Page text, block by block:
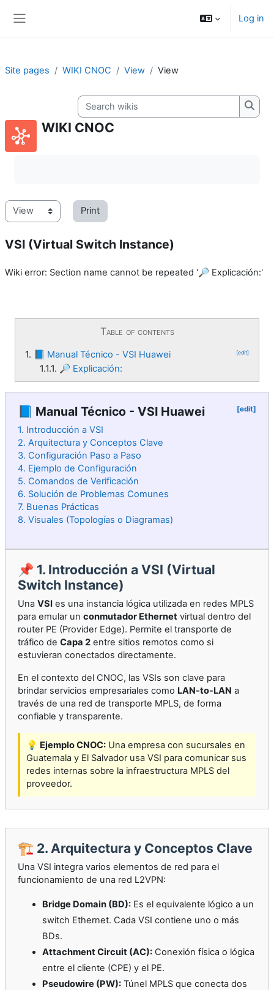
Log in
Site pages WIKI CNOC View View
Search wikis
WIKI CNOC
Print
VSI (Virtual Switch Instance)
Wiki error: Section name cannot be repeated '🔎 Explicación:'
Table of contents
1. 📘 Manual Técnico - VSI Huawei [edit]
1.1.1. 🔎 Explicación:
📘 Manual Técnico - VSI Huawei [edit]
1. Introducción a VSI
2. Arquitectura y Conceptos Clave
3. Configuración Paso a Paso
4. Ejemplo de Configuración
5. Comandos de Verificación
6. Solución de Problemas Comunes
7. Buenas Prácticas
8. Visuales (Topologías o Diagramas)
📌 1. Introducción a VSI (Virtual
Switch Instance)
Una VSI es una instancia lógica utilizada en redes MPLS
para emular un conmutador Ethernet virtual dentro del
router PE (Provider Edge). Permite el transporte de
tráfico de Capa 2 entre sitios remotos como si
estuvieran conectados directamente.
En el contexto del CNOC, las VSIs son clave para
brindar servicios empresariales como LAN-to-LAN a
través de una red de transporte MPLS, de forma
confiable y transparente.
💡 Ejemplo CNOC: Una empresa con sucursales en
Guatemala y El Salvador usa VSI para comunicar sus
redes internas sobre la infraestructura MPLS del
proveedor.
🏗️ 2. Arquitectura y Conceptos Clave
Una VSI integra varios elementos de red para el
funcionamiento de una red L2VPN:
Bridge Domain (BD): Es el equivalente lógico a un
switch Ethernet. Cada VSI contiene uno o más
BDs.
Attachment Circuit (AC): Conexión física o lógica
entre el cliente (CPE) y el PE.
Pseudowire (PW): Túnel MPLS que conecta dos